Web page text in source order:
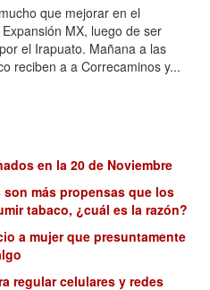
que mejorar en el
MX, luego de ser
el Irapuato. Mañana a las
reciben a a Correcaminos y...
en la 20 de Noviembre
son más propensas que los
tabaco, ¿cuál es la razón?
a mujer que presuntamente
regular celulares y redes